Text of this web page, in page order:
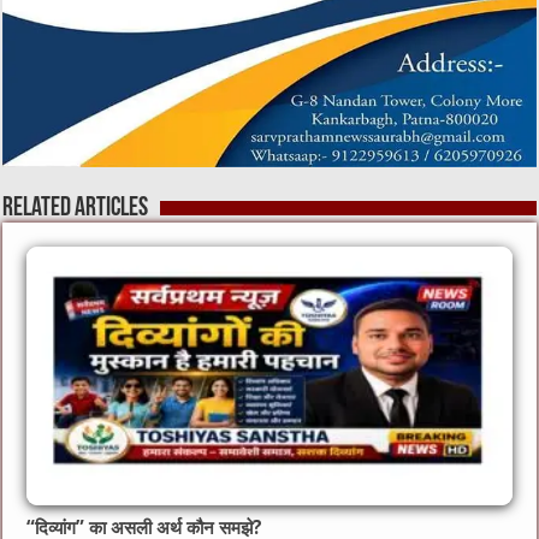
Related Articles
“दिव्यांग” का असली अर्थ कौन समझे?